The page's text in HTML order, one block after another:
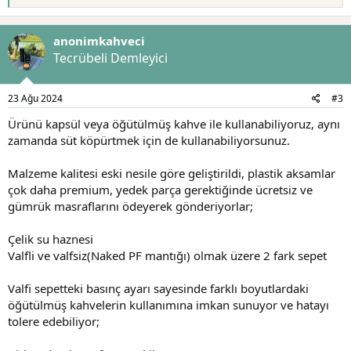
p
k
i
l
e
r
:
anonimkahveci
Tecrübeli Demleyici
23 Ağu 2024 #3
Ürünü kapsül veya öğütülmüş kahve ile kullanabiliyoruz, aynı
zamanda süt köpürtmek için de kullanabiliyorsunuz.
Malzeme kalitesi eski nesile göre geliştirildi, plastik aksamlar
çok daha premium, yedek parça gerektiğinde ücretsiz ve
gümrük masraflarını ödeyerek gönderiyorlar;
Çelik su haznesi
Valfli ve valfsiz(Naked PF mantığı) olmak üzere 2 fark sepet
Valfi sepetteki basınç ayarı sayesinde farklı boyutlardaki
öğütülmüş kahvelerin kullanımına imkan sunuyor ve hatayı
tolere edebiliyor;